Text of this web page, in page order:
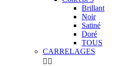
Brillant
Noir
Satiné
Doré
TOUS
CARRELAGES
 